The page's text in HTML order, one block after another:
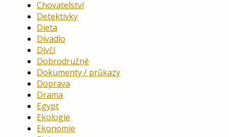
Chovatelství
Detektivky
Dieta
Divadlo
Dívčí
Dobrodružné
Dokumenty / průkazy
Doprava
Drama
Egypt
Ekologie
Ekonomie